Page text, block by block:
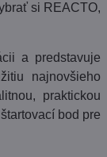
si REACTO,
a predstavuje
najnovšieho
praktickou
bod pre